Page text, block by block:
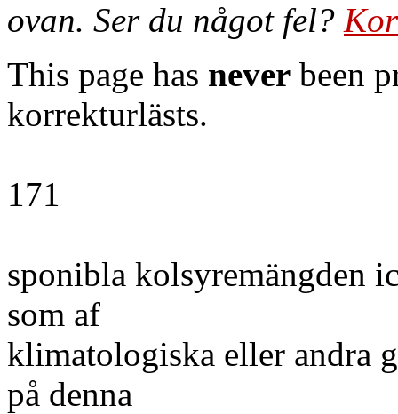
ovan. Ser du något fel?
This page has never been
korrekturlästs.
171
sponibla kolsyremängden
som af
klimatologiska eller andra
på denna